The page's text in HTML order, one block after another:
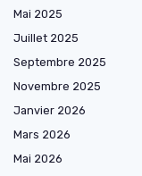
Mai 2025
Juillet 2025
Septembre 2025
Novembre 2025
Janvier 2026
Mars 2026
Mai 2026